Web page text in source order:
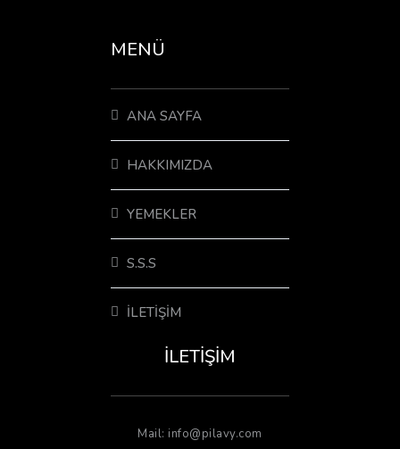
MENÜ
ANA SAYFA
HAKKIMIZDA
YEMEKLER
S.S.S
İLETIŞIM
İLETIŞIM
Mail: info@pilavy.com